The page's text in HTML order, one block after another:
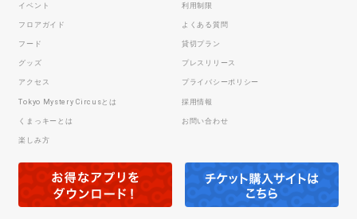
イベント
フロアガイド
フード
グッズ
アクセス
Tokyo Mystery Circusとは
くまっキーとは
楽しみ方
利用制限
よくある質問
貸切プラン
プレスリリース
プライバシーポリシー
採用情報
お問い合わせ